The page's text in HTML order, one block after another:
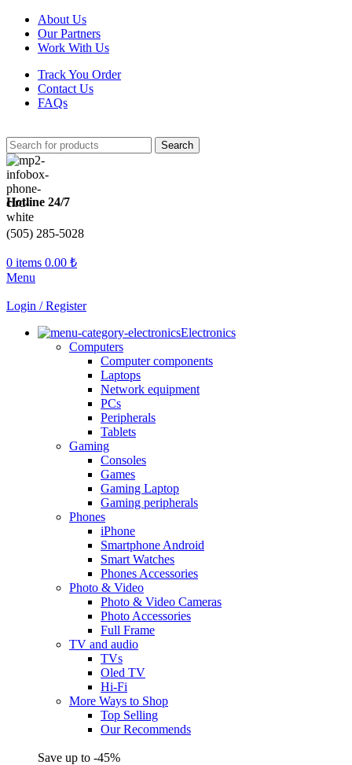
About Us
Our Partners
Work With Us
Track You Order
Contact Us
FAQs
Search
Hotline 24/7
(505) 285-5028
0 items 0.00 ₺
Menu
Login / Register
Electronics
Computers
Computer components
Laptops
Network equipment
PCs
Peripherals
Tablets
Gaming
Consoles
Games
Gaming Laptop
Gaming peripherals
Phones
iPhone
Smartphone Android
Smart Watches
Phones Accessories
Photo & Video
Photo & Video Cameras
Photo Accessories
Full Frame
TV and audio
TVs
Oled TV
Hi-Fi
More Ways to Shop
Top Selling
Our Recommends
Save up to -45%